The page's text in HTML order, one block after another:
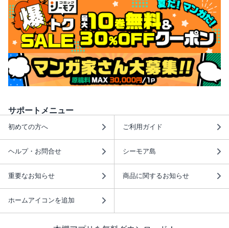
サポートメニュー
初めての方へ ご利用ガイド
ヘルプ・お問合せ シーモア島
重要なお知らせ 商品に関するお知らせ
ホームアイコンを追加